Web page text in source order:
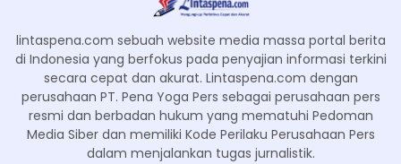
lintaspena.com sebuah website media massa portal berita
di Indonesia yang berfokus pada penyajian informasi terkini
secara cepat dan akurat. Lintaspena.com dengan
perusahaan PT. Pena Yoga Pers sebagai perusahaan pers
resmi dan berbadan hukum yang mematuhi Pedoman
Media Siber dan memiliki Kode Perilaku Perusahaan Pers
dalam menjalankan tugas jurnalistik.